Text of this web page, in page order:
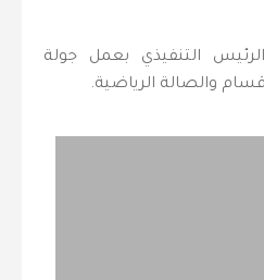
التنفيذي بعمل جولة
والصالة الرياضية.